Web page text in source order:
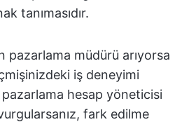
tanımasıdır.
pazarlama müdürü arıyorsa
iş deneyimi
hesap yöneticisi
vurgularsanız, fark edilme